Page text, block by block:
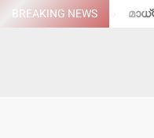
SkipBREAKING NEWS
മരിച്ചു. മാധ്യമ